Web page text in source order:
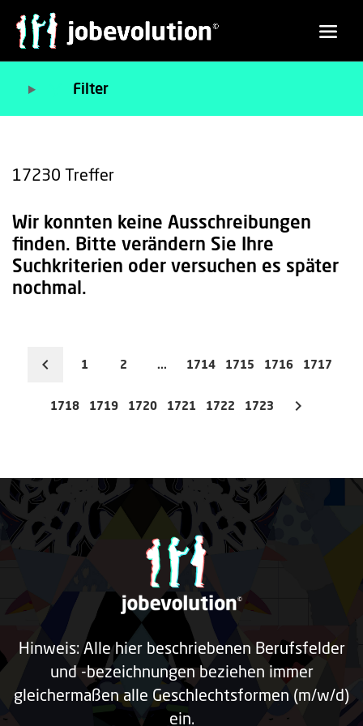
Filter
17230 Treffer
Wir konnten keine Ausschreibungen
finden. Bitte verändern Sie Ihre
Suchkriterien oder versuchen es später
nochmal.
1 2 ... 1714 1715 1716 1717
1718 1719 1720 1721 1722 1723
Hinweis: Alle hier beschriebenen Berufsfelder
und -bezeichnungen beziehen immer
gleichermaßen alle Geschlechtsformen (m/w/d)
ein.